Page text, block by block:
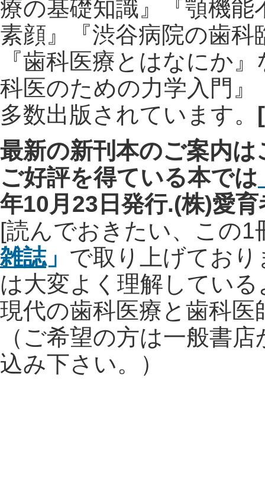
療の基礎知識』『顎機
素顔』『渋谷病院の歯
『歯科医療とはなにか
科医のための力学入門』
多数出版されています。 [
最新の新刊本のご案内は
ご好評を得ている本では
年10月23日発行.(株)愛
[読んでおきたい、この1
雑誌」 で取り上げてお
は大変よく理解してい
現代の歯科医療と歯科
（ご希望の方は一般書
込み下さい。）